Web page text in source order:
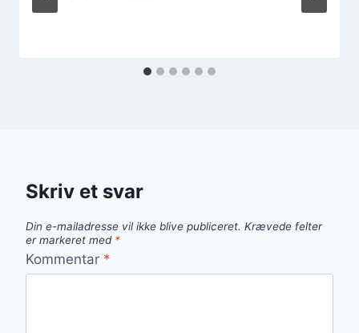
Skriv et svar
Din e-mailadresse vil ikke blive publiceret. Krævede felter
er markeret med *
Kommentar *